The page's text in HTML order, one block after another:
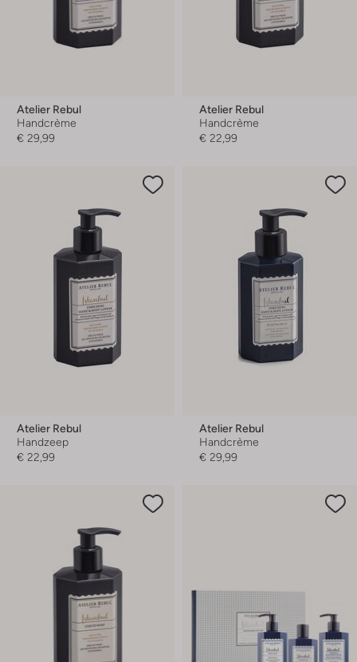
Atelier Rebul
Handcrème
€ 29,99
Atelier Rebul
Handcrème
€ 22,99
Atelier Rebul
Handzeep
€ 22,99
Atelier Rebul
Handcrème
€ 29,99